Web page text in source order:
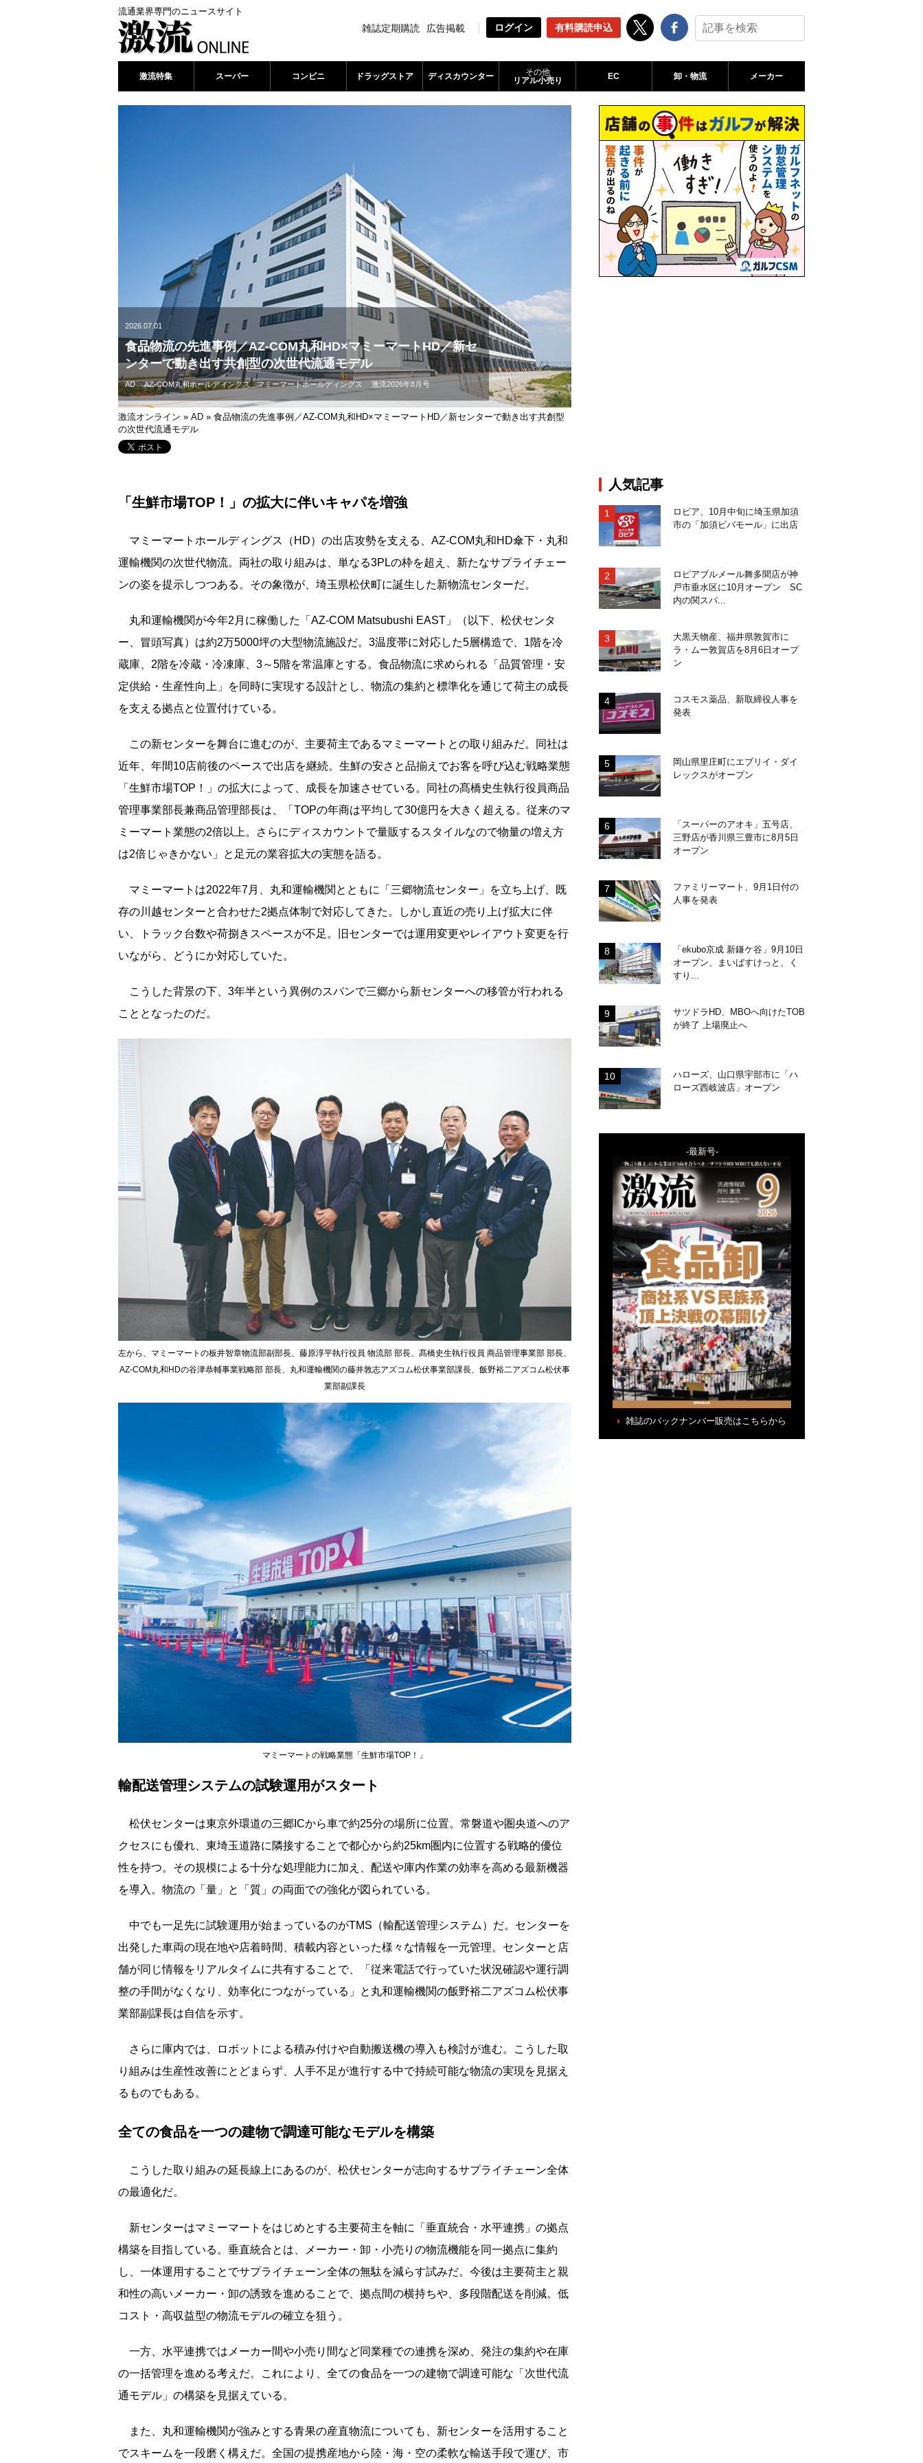
流通業界専門のニュースサイト
雑誌定期購読 広告掲載 ログイン 有料購読申込
激流特集 スーパー コンビニ ドラッグストア ディスカウンター
その他
リアル小売り
EC 卸・物流 メーカー
2026.07.01
食品物流の先進事例／AZ-COM丸和HD×マミーマートHD／新セ
ンターで動き出す共創型の次世代流通モデル
AD AZ-COM丸和ホールディングス マミーマートホールディングス 激流2026年8月号
激流オンライン » AD » 食品物流の先進事例／AZ-COM丸和HD×マミーマートHD／新センターで動き出す共創型
の次世代流通モデル
「生鮮市場TOP！」の拡大に伴いキャパを増強
マミーマートホールディングス（HD）の出店攻勢を支える、AZ-COM丸和HD傘下・丸和
運輸機関の次世代物流。両社の取り組みは、単なる3PLの枠を超え、新たなサプライチェー
ンの姿を提示しつつある。その象徴が、埼玉県松伏町に誕生した新物流センターだ。
丸和運輸機関が今年2月に稼働した「AZ-COM Matsubushi EAST」（以下、松伏センタ
ー、冒頭写真）は約2万5000坪の大型物流施設だ。3温度帯に対応した5層構造で、1階を冷
蔵庫、2階を冷蔵・冷凍庫、3～5階を常温庫とする。食品物流に求められる「品質管理・安
定供給・生産性向上」を同時に実現する設計とし、物流の集約と標準化を通じて荷主の成長
を支える拠点と位置付けている。
この新センターを舞台に進むのが、主要荷主であるマミーマートとの取り組みだ。同社は
近年、年間10店前後のペースで出店を継続。生鮮の安さと品揃えでお客を呼び込む戦略業態
「生鮮市場TOP！」の拡大によって、成長を加速させている。同社の髙橋史生執行役員商品
管理事業部長兼商品管理部長は、「TOPの年商は平均して30億円を大きく超える。従来のマ
ミーマート業態の2倍以上。さらにディスカウントで量販するスタイルなので物量の増え方
は2倍じゃきかない」と足元の業容拡大の実態を語る。
マミーマートは2022年7月、丸和運輸機関とともに「三郷物流センター」を立ち上げ、既
存の川越センターと合わせた2拠点体制で対応してきた。しかし直近の売り上げ拡大に伴
い、トラック台数や荷捌きスペースが不足。旧センターでは運用変更やレイアウト変更を行
いながら、どうにか対応していた。
こうした背景の下、3年半という異例のスパンで三郷から新センターへの移管が行われる
こととなったのだ。
左から、マミーマートの板井智章物流部副部長、藤原淳平執行役員 物流部 部長、髙橋史生執行役員 商品管理事業部 部長、
AZ-COM丸和HDの谷津恭輔事業戦略部 部長、丸和運輸機関の藤井敦志アズコム松伏事業部課長、飯野裕二アズコム松伏事
業部副課長
マミーマートの戦略業態「生鮮市場TOP！」
輸配送管理システムの試験運用がスタート
松伏センターは東京外環道の三郷ICから車で約25分の場所に位置。常磐道や圏央道へのア
クセスにも優れ、東埼玉道路に隣接することで都心から約25km圏内に位置する戦略的優位
性を持つ。その規模による十分な処理能力に加え、配送や庫内作業の効率を高める最新機器
を導入。物流の「量」と「質」の両面での強化が図られている。
中でも一足先に試験運用が始まっているのがTMS（輸配送管理システム）だ。センターを
出発した車両の現在地や店着時間、積載内容といった様々な情報を一元管理。センターと店
舗が同じ情報をリアルタイムに共有することで、「従来電話で行っていた状況確認や運行調
整の手間がなくなり、効率化につながっている」と丸和運輸機関の飯野裕二アズコム松伏事
業部副課長は自信を示す。
さらに庫内では、ロボットによる積み付けや自動搬送機の導入も検討が進む。こうした取
り組みは生産性改善にとどまらず、人手不足が進行する中で持続可能な物流の実現を見据え
るものでもある。
全ての食品を一つの建物で調達可能なモデルを構築
こうした取り組みの延長線上にあるのが、松伏センターが志向するサプライチェーン全体
の最適化だ。
新センターはマミーマートをはじめとする主要荷主を軸に「垂直統合・水平連携」の拠点
構築を目指している。垂直統合とは、メーカー・卸・小売りの物流機能を同一拠点に集約
し、一体運用することでサプライチェーン全体の無駄を減らす試みだ。今後は主要荷主と親
和性の高いメーカー・卸の誘致を進めることで、拠点間の横持ちや、多段階配送を削減。低
コスト・高収益型の物流モデルの確立を狙う。
一方、水平連携ではメーカー間や小売り間など同業種での連携を深め、発注の集約や在庫
の一括管理を進める考えだ。これにより、全ての食品を一つの建物で調達可能な「次世代流
通モデル」の構築を見据えている。
また、丸和運輸機関が強みとする青果の産直物流についても、新センターを活用すること
でスキームを一段磨く構えだ。全国の提携産地から陸・海・空の柔軟な輸送手段で運び、市
人気記事
ロピア、10月中旬に埼玉県加須
市の「加須ビバモール」に出店
ロピアブルメール舞多聞店が神
戸市垂水区に10月オープン SC
内の関スパ...
大黒天物産、福井県敦賀市に
ラ・ムー敦賀店を8月6日オープ
ン
コスモス薬品、新取締役人事を
発表
岡山県里庄町にエブリイ・ダイ
レックスがオープン
「スーパーのアオキ」五号店、
三野店が香川県三豊市に8月5日
オープン
ファミリーマート、9月1日付の
人事を発表
「ekubo京成 新鎌ケ谷」9月10日
オープン、まいばすけっと、く
すり...
サツドラHD、MBOへ向けたTOB
が終了 上場廃止へ
ハローズ、山口県宇部市に「ハ
ローズ西岐波店」オープン
-最新号-
雑誌のバックナンバー販売はこちらから